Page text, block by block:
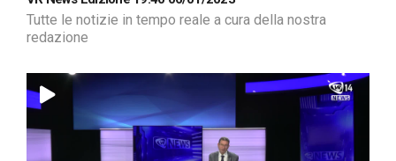
Tutte le notizie in tempo reale a cura della nostra
redazione